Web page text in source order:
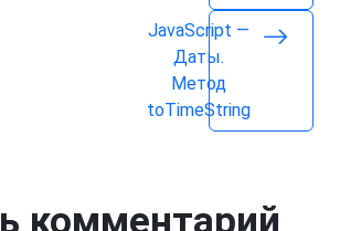
JavaScript —
Даты.
Метод
toTimeString
комментарий